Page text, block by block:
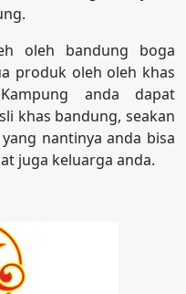
oleh bandung boga
produk oleh oleh khas
anda dapat
khas bandung, seakan
nantinya anda bisa
juga keluarga anda.